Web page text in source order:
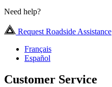
Need help?
Request Roadside Assistance
Français
Español
Customer Service